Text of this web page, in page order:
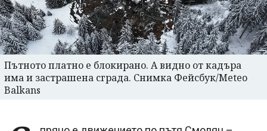
Пътното платно е блокирано. А видно от кадъра
има и застрашена сграда. Снимка Фейсбук/Meteo
Balkans